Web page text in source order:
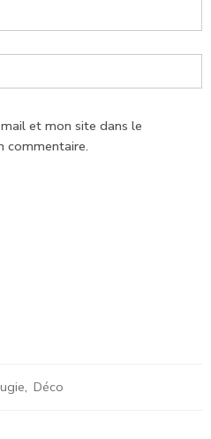
et mon site dans le
commentaire.
, Déco